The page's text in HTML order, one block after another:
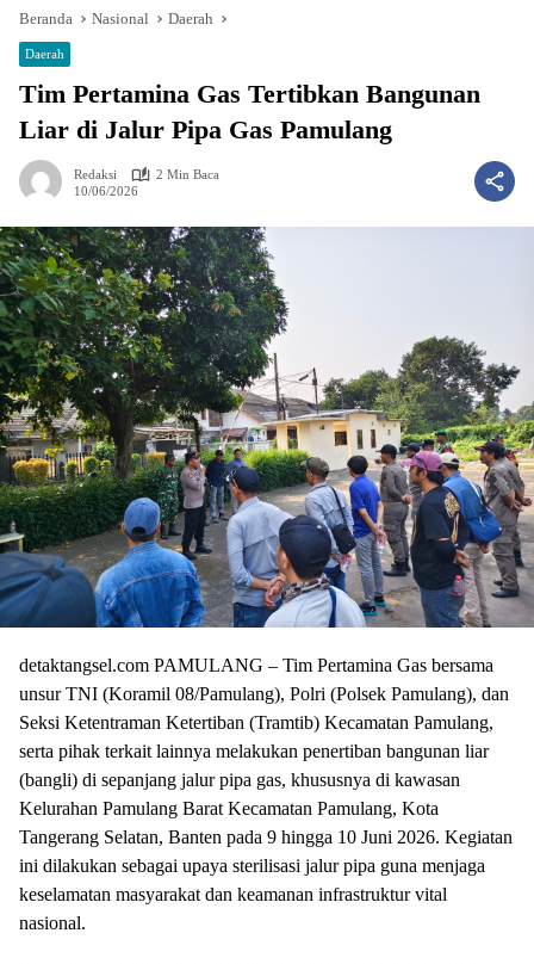
Beranda Nasional Daerah
Daerah
Tim Pertamina Gas Tertibkan Bangunan
Liar di Jalur Pipa Gas Pamulang
Redaksi
2 Min Baca
10/06/2026
detaktangsel.com PAMULANG – Tim Pertamina Gas bersama
unsur TNI (Koramil 08/Pamulang), Polri (Polsek Pamulang), dan
Seksi Ketentraman Ketertiban (Tramtib) Kecamatan Pamulang,
serta pihak terkait lainnya melakukan penertiban bangunan liar
(bangli) di sepanjang jalur pipa gas, khususnya di kawasan
Kelurahan Pamulang Barat Kecamatan Pamulang, Kota
Tangerang Selatan, Banten pada 9 hingga 10 Juni 2026. Kegiatan
ini dilakukan sebagai upaya sterilisasi jalur pipa guna menjaga
keselamatan masyarakat dan keamanan infrastruktur vital
nasional.